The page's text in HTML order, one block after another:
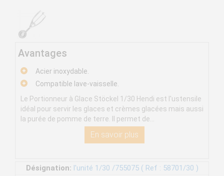
Avantages
Acier inoxydable.
Compatible lave-vaisselle.
Le Portionneur à Glace Stöckel 1/30 Hendi est l'ustensile
idéal pour servir les glaces et crèmes glacées mais aussi
la purée de pomme de terre. Il permet de...
En savoir plus
Désignation: l'unité 1/30 /755075 ( Ref : 58701/30 )